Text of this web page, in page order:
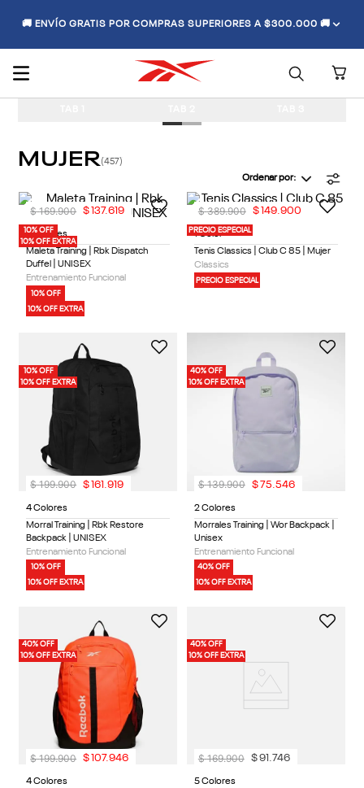
🚚 ENVÍO GRATIS POR COMPRAS SUPERIORES A $300.000 🚚
MUJER 457
Ordenar por
10% OFF
10% OFF EXTRA
5 Colores
Maleta Training | Rbk Dispatch
Duffel | UNISEX
Entrenamiento Funcional
10% OFF
10% OFF EXTRA
$ 169.900 $137.619
PRECIO ESPECIAL
1 Color
Tenis Classics | Club C 85 | Mujer
Classics
PRECIO ESPECIAL
$ 389.900 $149.900
10% OFF
10% OFF EXTRA
4 Colores
Morral Training | Rbk Restore
Backpack | UNISEX
Entrenamiento Funcional
10% OFF
10% OFF EXTRA
$ 199.900 $161 .919
40% OFF
10% OFF EXTRA
2 Colores
Morrales Training | Wor Backpack |
Unisex
Entrenamiento Funcional
40% OFF
10% OFF EXTRA
$ 139.900 $75 546
40% OFF
10% OFF EXTRA
4 Colores
$ 199.900 $ 107.946
40% OFF
10% OFF EXTRA
5 Colores
$ 169.900 $91 .746